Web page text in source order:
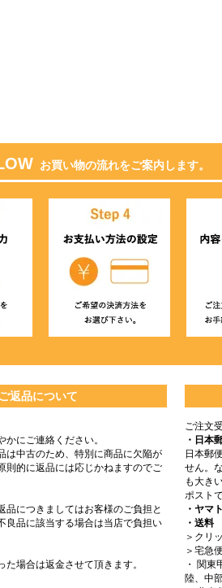
お買い物の流れをご案内します。
ご返品について
にご連絡ください。
は中古のため、特別に商品に欠陥が
則的に返品には応じかねますのでご
品につきましてはお客様のご負担と
良品に該当する場合は当店で負担い
た場合は返金させて頂きます。
ご注文
・日本
日本郵
せん。
も大き
ポスト
・ヤマ
・送料
＞クリ
＞宅急
・ 関
陸、中